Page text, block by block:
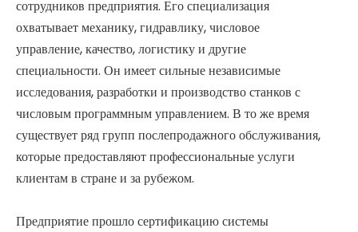
сотрудников предприятия. Его специализация
охватывает механику, гидравлику, числовое
управление, качество, логистику и другие
специальности. Он имеет сильные независимые
исследования, разработки и производство станков с
числовым программным управлением. В то же время
существует ряд групп послепродажного обслуживания,
которые предоставляют профессиональные услуги
клиентам в стране и за рубежом.
Предприятие прошло сертификацию системы